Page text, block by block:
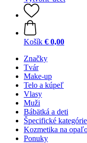
Košík € 0,00
Značky
Tvár
Make-up
Telo a kúpeľ
Vlasy
Muži
Bábätká a deti
Špecifické kategórie
Kozmetika na
Ponuky